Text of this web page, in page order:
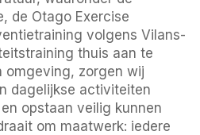
de Otago Exercise
volgens Vilans-
thuis aan te
omgeving, zorgen wij
dagelijkse activiteiten
opstaan veilig kunnen
om maatwerk: iedere